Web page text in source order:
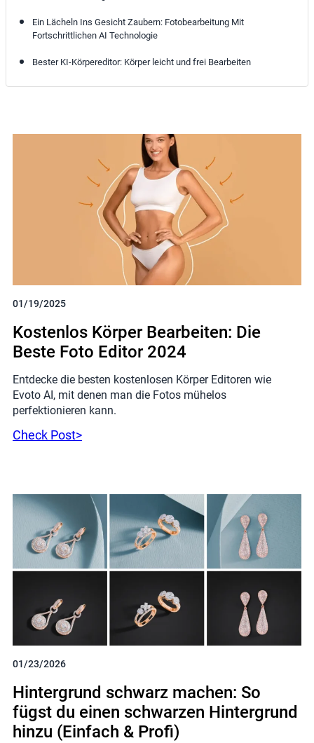
Ein Lächeln Ins Gesicht Zaubern: Fotobearbeitung Mit
Fortschrittlichen AI Technologie
Bester KI-Körpereditor: Körper leicht und frei Bearbeiten
01/19/2025
Kostenlos Körper Bearbeiten: Die
Beste Foto Editor 2024
Entdecke die besten kostenlosen Körper Editoren wie
Evoto AI, mit denen man die Fotos mühelos
perfektionieren kann.
Check Post>
01/23/2026
Hintergrund schwarz machen: So
fügst du einen schwarzen Hintergrund
hinzu (Einfach & Profi)